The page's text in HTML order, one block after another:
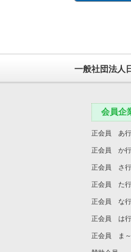
一般社団法人
会員企
正会員 あ行
正会員 か行
正会員 さ行
正会員 た行
正会員 な行
正会員 は行
正会員 ま